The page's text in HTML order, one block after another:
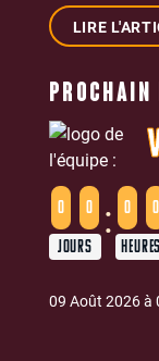
LIRE
PROCHAIN
0 0
JOURS
: 0 0
HEURES
09 Août 2026 à